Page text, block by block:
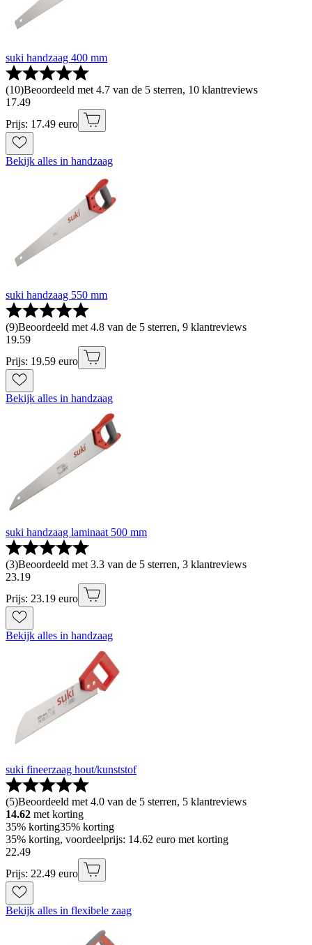
suki handzaag 400 mm
(10)Beoordeeld met 4.7 van de 5 sterren, 10 klantreviews
17.49
Prijs: 17.49 euro
Bekijk alles in handzaag
suki handzaag 550 mm
(9)Beoordeeld met 4.8 van de 5 sterren, 9 klantreviews
19.59
Prijs: 19.59 euro
Bekijk alles in handzaag
suki handzaag laminaat 500 mm
(3)Beoordeeld met 3.3 van de 5 sterren, 3 klantreviews
23.19
Prijs: 23.19 euro
Bekijk alles in handzaag
suki fineerzaag hout/kunststof
(5)Beoordeeld met 4.0 van de 5 sterren, 5 klantreviews
14.62 met korting
35% korting35% korting
35% korting, voordeelprijs: 14.62 euro met korting
22.49
Prijs: 22.49 euro
Bekijk alles in flexibele zaag